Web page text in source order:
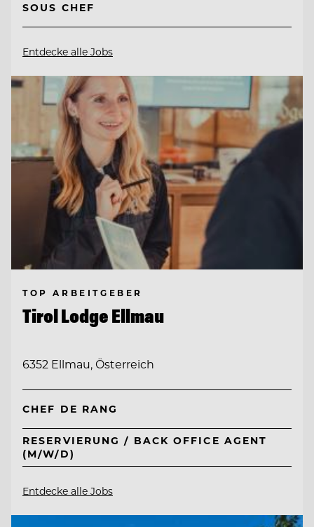
SOUS CHEF
Entdecke alle Jobs
TOP ARBEITGEBER
Tirol Lodge Ellmau
6352 Ellmau, Österreich
CHEF DE RANG
RESERVIERUNG / BACK OFFICE AGENT
(M/W/D)
Entdecke alle Jobs